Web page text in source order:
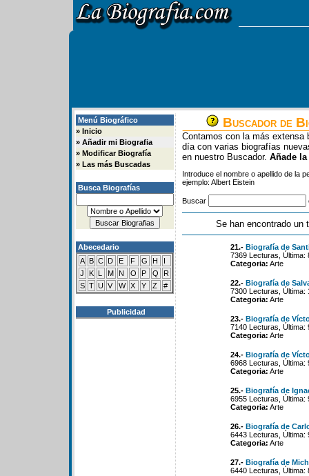
Menú Biográfico
» Inicio
» Añadir mi Biografia
» Modificar Biografía
» Las más Buscadas
Busca Biografías
Abecedario
A B C D E F G H
I
J
K L M N O P Q
R
S T U V W X Y Z #
Publicidad
Buscador de
Contamos con la más extensa
día con varias biografías
en nuestro Buscador. Añade
Introduce el nombre o apellido de la
ejemplo: Albert Eistein
Buscar
Se han encontrado un
21.- Biografía de
7369 Lecturas, Última:
Categoria: Arte
22.- Biografía de
7300 Lecturas, Última:
Categoria: Arte
23.- Biografía de
7140 Lecturas, Última:
Categoria: Arte
24.- Biografía de
6968 Lecturas, Última:
Categoria: Arte
25.- Biografía de
6955 Lecturas, Última:
Categoria: Arte
26.- Biografía de
6443 Lecturas, Última:
Categoria: Arte
27.- Biografía de
6440 Lecturas, Última: